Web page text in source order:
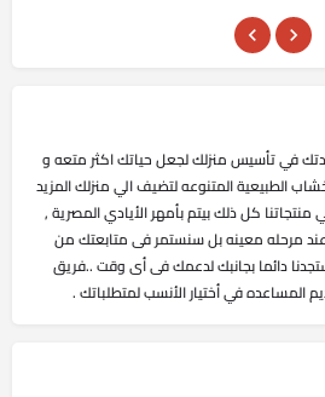
في تأسيس منزلك لجعل حياتك اكثر متعه و
الطبيعية المتنوعه لتضيف الي منزلك المزيد
ضمان 25 سنة علي منتجاتنا كل ذلك بيتم بأمهر الأيادي المصرية ,
مرحله معينه بل سنستمر فى متابعتك من
دائما بجانبك لدعمك فى أى وقت ..فريق
في أختيار الأنسب لمتطلباتك .